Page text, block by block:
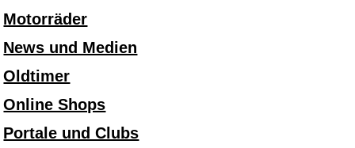
Motorräder
News und Medien
Oldtimer
Online Shops
Portale und Clubs